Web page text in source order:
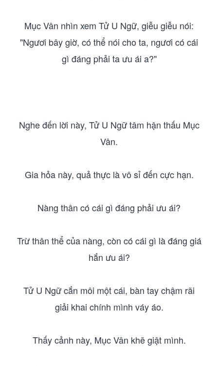
Mục Vân nhìn xem Tử U Ngữ, giễu giễu nói:
"Ngươi bây giờ, có thể nói cho ta, ngươi có cái
gì đáng phải ta ưu ái a?"
Nghe đến lời này, Tử U Ngữ tâm hận thấu Mục
Vân.
Gia hỏa này, quả thực là vô sỉ đến cực hạn.
Nàng thân có cái gì đáng phải ưu ái?
Trừ thân thể của nàng, còn có cái gì là đáng giá
hắn ưu ái?
Tử U Ngữ cắn môi một cái, bàn tay chậm rãi
giải khai chính mình váy áo.
Thấy cảnh này, Mục Vân khẽ giật mình.